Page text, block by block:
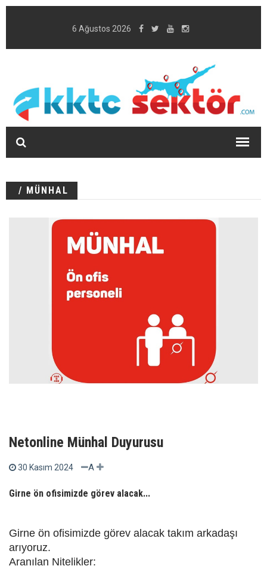
6 Ağustos 2026
/ MÜNHAL
Netonline Münhal Duyurusu
30 Kasım 2024 A
Girne ön ofisimizde görev alacak...
Girne ön ofisimizde görev alacak takım arkadaşı
arıyoruz.
Aranılan Nitelikler: